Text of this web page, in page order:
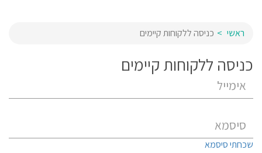
ראשי כניסה ללקוחות קיימים
כניסה ללקוחות קיימים
שכחתי סיסמא